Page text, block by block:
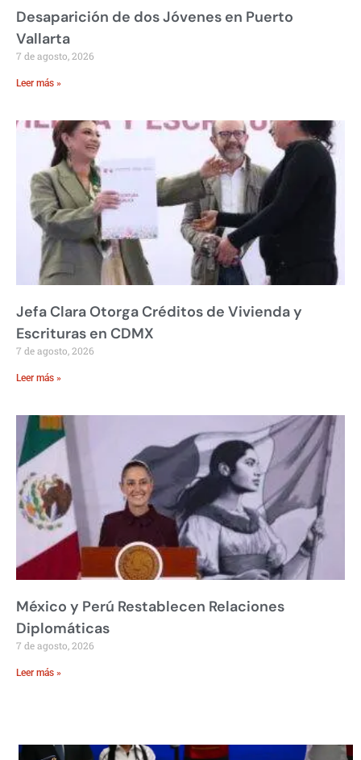
Desaparición de dos Jóvenes en Puerto
Vallarta
7 de agosto, 2026
Leer más »
Jefa Clara Otorga Créditos de Vivienda y
Escrituras en CDMX
7 de agosto, 2026
Leer más »
México y Perú Restablecen Relaciones
Diplomáticas
7 de agosto, 2026
Leer más »